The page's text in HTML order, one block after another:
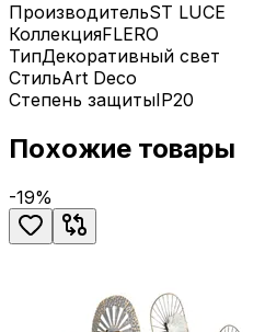
ПроизводительST LUCE
КоллекцияFLERO
ТипДекоративный свет
СтильArt Deco
Степень защитыIP20
Похожие товары
-19%